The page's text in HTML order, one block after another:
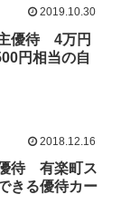
2019.10.30
優待 4万円
円相当の自
2018.12.16
待 有楽町ス
きる優待カー